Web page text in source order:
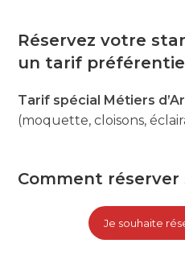
Réservez votre
un tarif
Tarif spécial Métiers
(moquette, cloisons,
Comment réserver
Je souhaite